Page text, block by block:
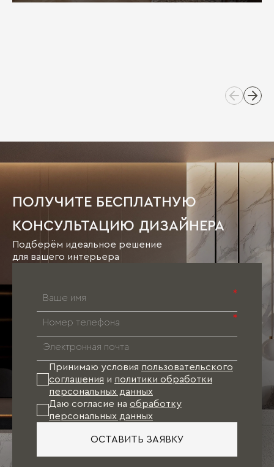
ПОЛУЧИТЕ БЕСПЛАТНУЮ
КОНСУЛЬТАЦИЮ ДИЗАЙНЕРА
Подберём идеальное решение
для вашего интерьера
*
*
Принимаю условия пользовательского
соглашения и политики обработки
персональных данных
Даю согласие на обработку
персональных данных
ОСТАВИТЬ ЗАЯВКУ